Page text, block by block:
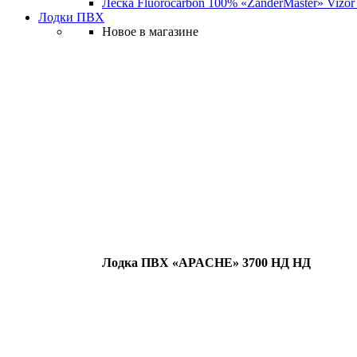
Леска Fluorocarbon 100% «ZanderMaster» Vizor
Лодки ПВХ
Новое в магазине
Лодка ПВХ «APACHE» 3700 НД НД